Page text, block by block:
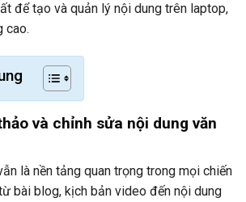
để tạo và quản lý nội dung trên laptop,
cao.
và chỉnh sửa nội dung văn
là nền tảng quan trọng trong mọi chiến
bài blog, kịch bản video đến nội dung